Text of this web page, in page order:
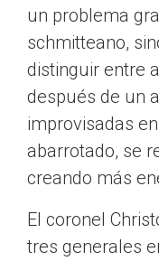
un problema
schmitteano,
distinguir entre
después de un
improvisadas
abarrotado, se
creando más
El coronel
tres generales